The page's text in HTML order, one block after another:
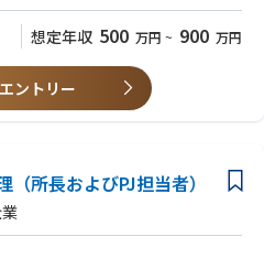
ショナルになって、仲間と協調して新
ダクトが社会に新しい価値を寄与す
ーとして、事業推進、組織作りを経験
成長を自分ごととして体験できます。
扱われることが多く、自分の仕事がど
をすり合わせ取り組んでいただきま
、取締役からインプット。
て実行したご経験のある方
リューに共感してくださる方
ャーを力に変えて、成長したい方
にし仕事に取り組める方
べ立案し、メンバーにフィードバック
る方
想定年収 500 万円 ~ 900 万円
ントリー
所長およびPJ担当者）